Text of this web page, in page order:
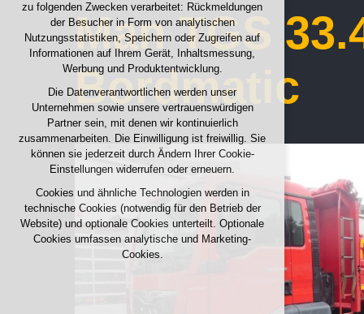
Man TGS
Bordmatic
erforderlich für den Betrieb der Website
Aufrechterhaltung des Kontextes der Seite
(Session): etwaige Anmeldungen, Sprachwahl
usw.
Optionale Cookies
analytisch für anonymisierte Verkehrsanalyse
Marketing-Cookies (Google, Seznam,
Facebook)
ALLE COOKIES AKZEPTIEREN
OPTIONALE ABLEHNEN
zu folgenden Zwecken verarbeitet: Rückmeldungen
der Besucher in Form von analytischen
Nutzungsstatistiken, Speichern oder Zugreifen auf
Informationen auf Ihrem Gerät, Inhaltsmessung,
Werbung und Produktentwicklung.
Die Datenverantwortlichen werden unser
Unternehmen sowie unsere vertrauenswürdigen
Partner sein, mit denen wir kontinuierlich
zusammenarbeiten. Die Einwilligung ist freiwillig. Sie
können sie jederzeit durch Ändern Ihrer Cookie-
Einstellungen widerrufen oder erneuern.
Cookies und ähnliche Technologien werden in
technische Cookies (notwendig für den Betrieb der
Website) und optionale Cookies unterteilt. Optionale
Cookies umfassen analytische und Marketing-
Cookies.